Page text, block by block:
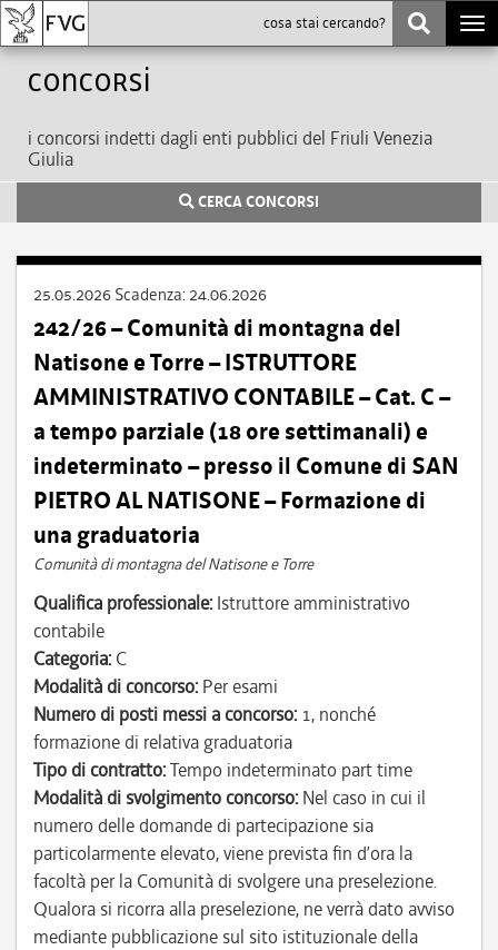
Concorsi
i concorsi indetti dagli enti pubblici del Friuli Venezia
Giulia
CERCA CONCORSI
25.05.2026 Scadenza: 24.06.2026
242/26 – Comunità di montagna del
Natisone e Torre – ISTRUTTORE
AMMINISTRATIVO CONTABILE – Cat. C –
a tempo parziale (18 ore settimanali) e
indeterminato – presso il Comune di SAN
PIETRO AL NATISONE – Formazione di
una graduatoria
Comunità di montagna del Natisone e Torre
Qualifica professionale: Istruttore amministrativo
contabile
Categoria: C
Modalità di concorso: Per esami
Numero di posti messi a concorso: 1, nonché
formazione di relativa graduatoria
Tipo di contratto:Tempo indeterminato part time
Modalità di svolgimento concorso: Nel caso in cui il
numero delle domande di partecipazione sia
particolarmente elevato, viene prevista fin d’ora la
facoltà per la Comunità di svolgere una preselezione.
Qualora si ricorra alla preselezione, ne verrà dato avviso
mediante pubblicazione sul sito istituzionale della